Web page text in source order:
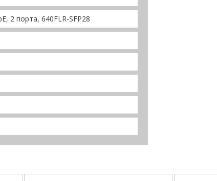
2 порта, 640FLR-SFP28